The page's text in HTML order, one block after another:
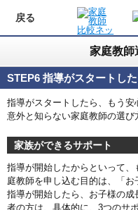
戻る
家庭教師
STEP6 指導がスタートし
指導がスタートしたら、もう安
意外と知らない家庭教師の選び
家族ができるサポート
指導が開始したからといって
庭教師を申し込む目的は、「お
指導が開始したら、お子様の
者の方は、具体的に、3つのサ